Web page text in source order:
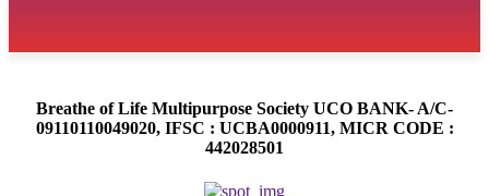
Breathe of Life Multipurpose Society UCO BANK- A/C-
09110110049020, IFSC : UCBA0000911, MICR CODE :
442028501